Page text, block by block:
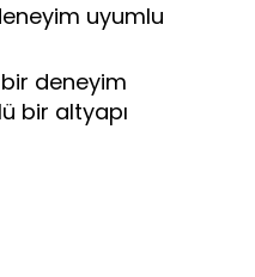
uyumlu
deneyim
bir altyapı